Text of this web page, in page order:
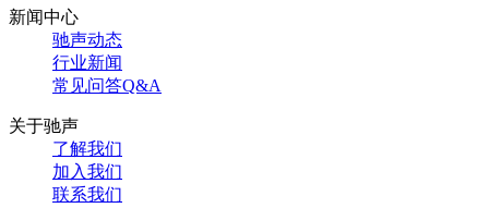
新闻中心
驰声动态
行业新闻
常见问答Q&A
关于驰声
了解我们
加入我们
联系我们